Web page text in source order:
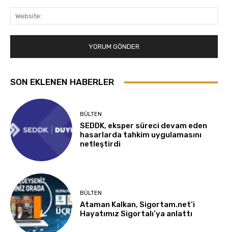
SON EKLENEN HABERLER
BÜLTEN
SEDDK, eksper süreci devam eden
hasarlarda tahkim uygulamasını
netleştirdi
BÜLTEN
Ataman Kalkan, Sigortam.net’i
Hayatımız Sigortalı’ya anlattı